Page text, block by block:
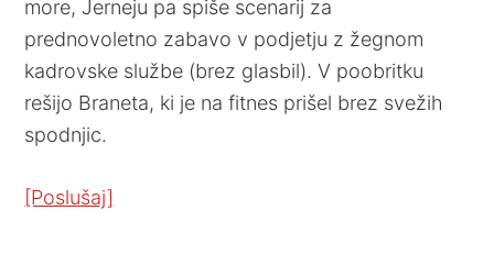
more, Jerneju pa spiše scenarij za
prednovoletno zabavo v podjetju z žegnom
kadrovske službe (brez glasbil). V poobritku
rešijo Braneta, ki je na fitnes prišel brez svežih
spodnjic.
[Poslušaj]